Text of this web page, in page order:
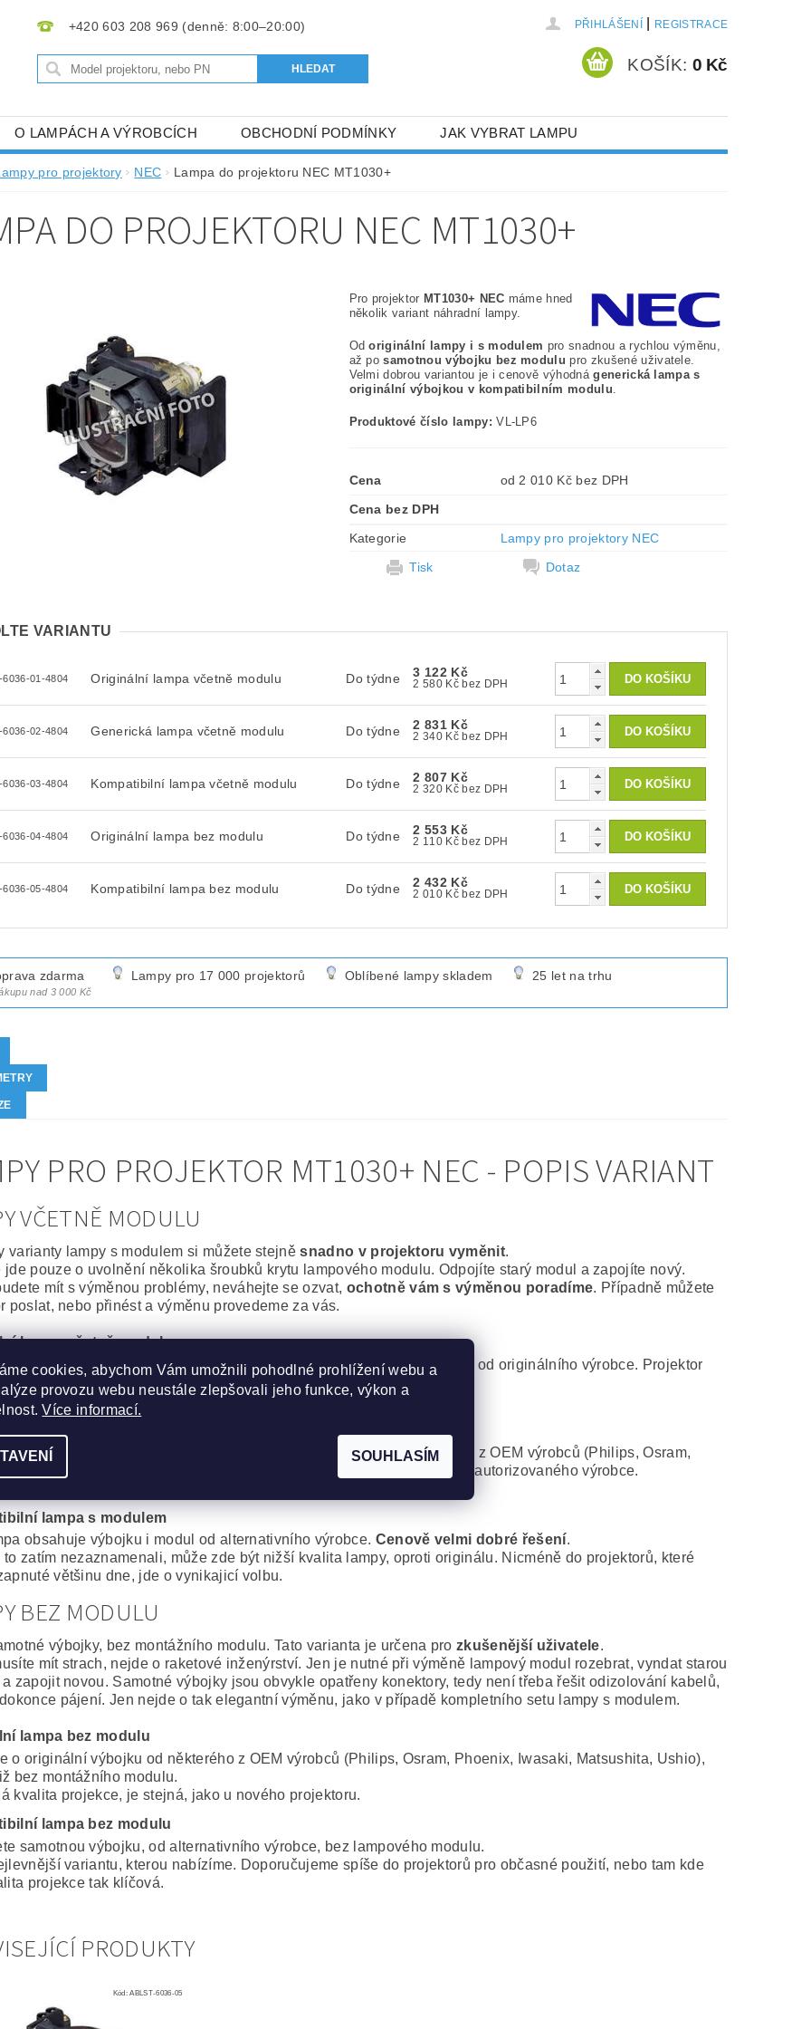
+420 603 208 969 PŘIHLÁŠENÍ REGISTRACE
KOŠÍK: 0 Kč
O LAMPÁCH A VÝROBCÍCH OBCHODNÍ PODMÍNKY JAK VYBRAT LAMPU
pro projektory NEC Lampa do projektoru NEC MT1030+
DO PROJEKTORU NEC MT1030+
Pro projektor MT1030+ NEC máme hned
několik variant náhradní lampy.
Odoriginální lampy i s modulem pro snadnou a rychlou výměnu,
až posamotnou výbojku bez modulu pro zkušené uživatele.
Velmi dobrou variantou je i cenově výhodnágenerická lampa s
originální výbojkou v kompatibilním modulu.
Produktové číslo lampy: VL-LP6
Cena
od 2 010 Kč bez DPH
Cena bez DPH
Kategorie
Lampy pro projektory NEC
Tisk
Dotaz
VARIANTU
6036-01-4804 Originální lampa včetně modulu Do týdne 3 122 Kč
2 580 Kč bez DPH
6036-02-4804 Generická lampa včetně modulu Do týdne 2 831 Kč
2 340 Kč bez DPH
6036-03-4804 Kompatibilní lampa včetně modulu Do týdne 2 807 Kč
2 320 Kč bez DPH
6036-04-4804 Originální lampa bez modulu Do týdne 2 553 Kč
2 110 Kč bez DPH
6036-05-4804 Kompatibilní lampa bez modulu Do týdne 2 432 Kč
2 010 Kč bez DPH
zdarma
nad 3 000 Kč
Lampy pro 17 000 projektorů Oblíbené lampy skladem 25 let na trhu
PRO PROJEKTOR MT1030+ NEC - POPIS VARIANT
VČETNĚ MODULU
varianty lampy s modulem si můžete stejněsnadno v projektoru vyměnit.
jde pouze o uvolnění několika šroubků krytu lampového modulu. Odpojíte starý modul a zapojíte nový.
mít s výměnou problémy, neváhejte se ozvat, ochotně vám s výměnou poradíme. Případně můžete
poslat, nebo přinést a výměnu provedeme za vás.
lampa včetně modulu
co můžete svému projektoru pořídit. Výbojka i montážní modul jsou od originálního výrobce. Projektor
výměně jako nový
spolehlivost a výdrž bez kompromisů.
řešení, za výhodnou cenu. Kvalitní originální výbojka od některého z OEM výrobců (Philips, Osram,
Iwasaki, Matsushita, Ushio) s montážním modulem od kompatibilního autorizovaného výrobce.
lampa s modulem
obsahuje výbojku i modul od alternativního výrobce. Cenově velmi dobré řešení.
to zatím nezaznamenali, může zde být nižší kvalita lampy, oproti originálu. Nicméně do projektorů, které
většinu dne, jde o vynikajicí volbu.
BEZ MODULU
výbojky, bez montážního modulu. Tato varianta je určena prozkušenější uživatele.
mít strach, nejde o raketové inženýrství. Jen je nutné při výměně lampový modul rozebrat, vyndat starou
zapojit novou. Samotné výbojky jsou obvykle opatřeny konektory, tedy není třeba řešit odizolování kabelů,
pájení. Jen nejde o tak elegantní výměnu, jako v případě kompletního setu lampy s modulem.
lampa bez modulu
o originální výbojku od některého z OEM výrobců (Philips, Osram, Phoenix, Iwasaki, Matsushita, Ushio),
bez montážního modulu.
kvalita projekce, je stejná, jako u nového projektoru.
lampa bez modulu
samotnou výbojku, od alternativního výrobce, bez lampového modulu.
variantu, kterou nabízíme. Doporučujeme spíše do projektorů pro občasné použití, nebo tam kde
projekce tak klíčová.
PRODUKTY
Kód:ABLST-6036-05
cookies, abychom Vám umožnili pohodlné prohlížení webu a
provozu webu neustále zlepšovali jeho funkce, výkon a
Více informací.
SOUHLASÍM